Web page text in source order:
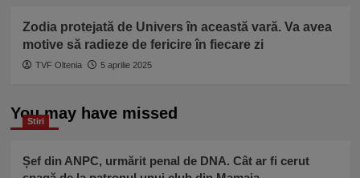
Zodia protejată de Univers în această vară. Va avea
motive să radieze de fericire în fiecare zi
TVF Oltenia 5 aprilie 2025
You may have missed
Stiri
Șef din ANPC, urmărit penal de DNA. Cât ar fi cerut